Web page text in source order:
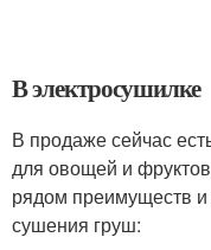
В электросушилке
В продаже сейчас
для овощей и
рядом преимуществ
сушения груш: